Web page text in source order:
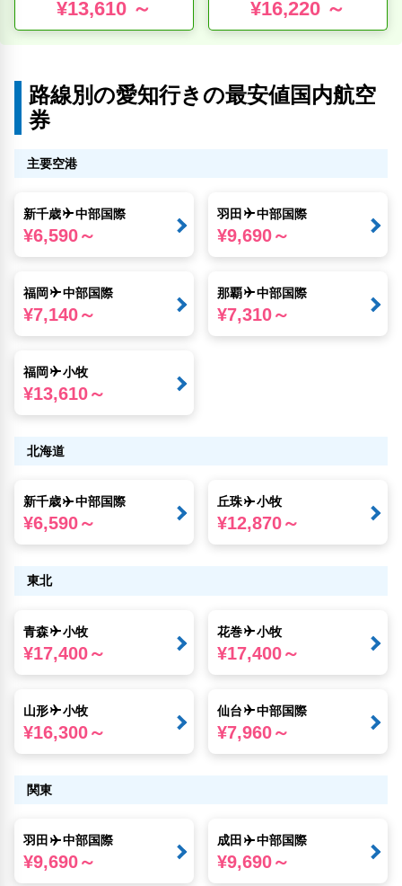
¥13,610 ～ ¥16,220 ～
路線別の愛知行きの最安値国内航空
券
主要空港
新千歳 中部国際
¥6,590～
羽田 中部国際
¥9,690～
福岡 中部国際
¥7,140～
那覇 中部国際
¥7,310～
福岡 小牧
¥13,610～
北海道
新千歳 中部国際
¥6,590～
丘珠 小牧
¥12,870～
東北
青森 小牧
¥17,400～
花巻 小牧
¥17,400～
山形 小牧
¥16,300～
仙台 中部国際
¥7,960～
関東
羽田 中部国際
¥9,690～
成田 中部国際
¥9,690～